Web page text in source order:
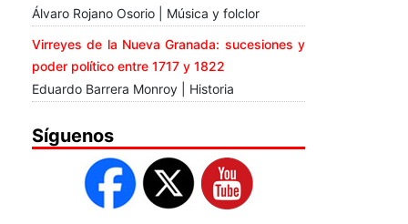
Álvaro Rojano Osorio | Música y folclor
Virreyes de la Nueva Granada: sucesiones y
poder político entre 1717 y 1822
Eduardo Barrera Monroy | Historia
Síguenos